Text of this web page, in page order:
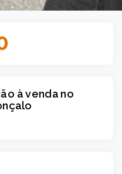
à venda no